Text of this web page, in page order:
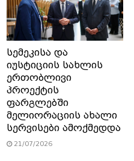
სემეკისა და
იუსტიციის სახლის
ერთობლივი
პროექტის
ფარგლებში
მელიორაციის ახალი
სერვისები ამოქმედდა
21/07/2026